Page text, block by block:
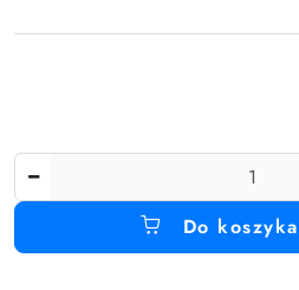
Do koszyka